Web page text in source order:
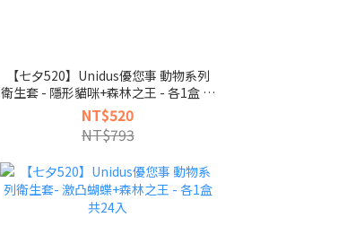
【七夕520】Unidus優您事 動物系列
衛生套 - 隱形貓咪+森林之王 - 各1盒 共
24入
NT$520
NT$793